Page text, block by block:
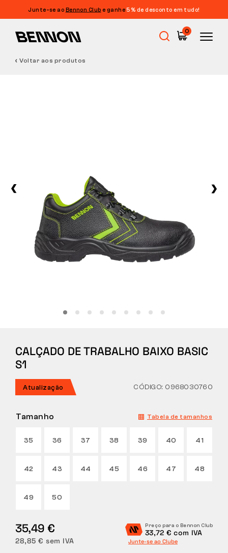
Junte-se ao Bennon Club e ganhe 5% de desconto em tudo!
0
Calçado casual
Tactical
SOBRE NÓS
LABORATÓRIO BENNON
DEVOLUÇÕES
Voltar aos produtos
CALÇADO DE TRABALHO BAIXO BASIC
S1
Atualização CÓDIGO: 0968030760
Tamanho Tabela de tamanhos
35 36 37 38 39 40 41
42 43 44 45 46 47 48
49 50
35,49 €
28,85 € sem IVA
Preço para o Bennon Club
33,72 € com IVA
Junte-se ao Clube